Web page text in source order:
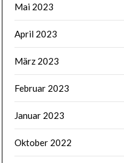
Mai 2023
April 2023
März 2023
Februar 2023
Januar 2023
Oktober 2022